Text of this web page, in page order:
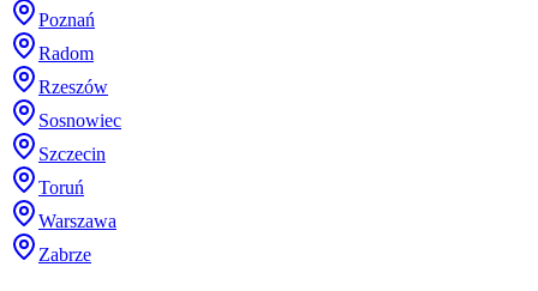
Poznań
Radom
Rzeszów
Sosnowiec
Szczecin
Toruń
Warszawa
Zabrze